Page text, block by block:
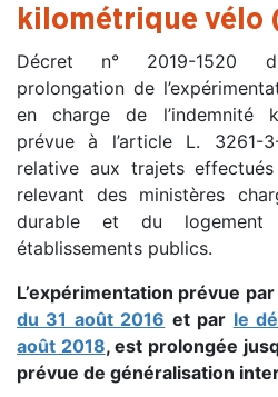
kilométrique vélo
Décret n° 2019-1520
prolongation de
en charge de l’indemnité
prévue à l’article L.
relative aux trajets
relevant des ministères
durable et du
établissements publics.
L’expérimentation prévue par
du 31 août 2016 et par le
août 2018, est prolongée
prévue de généralisation